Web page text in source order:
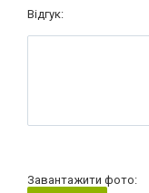
Відгук:
Завантажити фото: